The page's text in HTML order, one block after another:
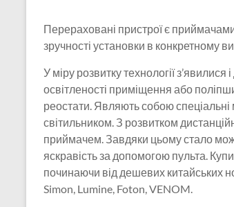
Перераховані пристрої є
зручності установки в конкретному
У міру розвитку технології
освітленості приміщення або
реостати. Являють собою
світильником. З розвитком
приймачем. Завдяки цьому стало
яскравість за допомогою пульта.
починаючи від дешевих китайських
Simon, Lumine, Foton, VENOM.